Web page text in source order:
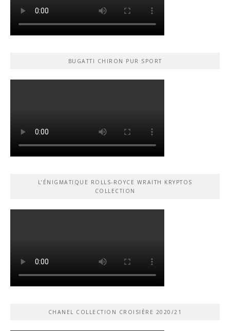
BUGATTI CHIRON PUR SPORT
L’ÉNIGMATIQUE ROLLS-ROYCE WRAITH KRYPTOS
COLLECTION
CHANEL COLLECTION CROISIÈRE 2020/21